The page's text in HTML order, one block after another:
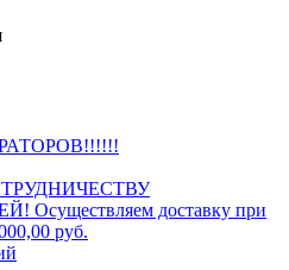
доставку при
руб.